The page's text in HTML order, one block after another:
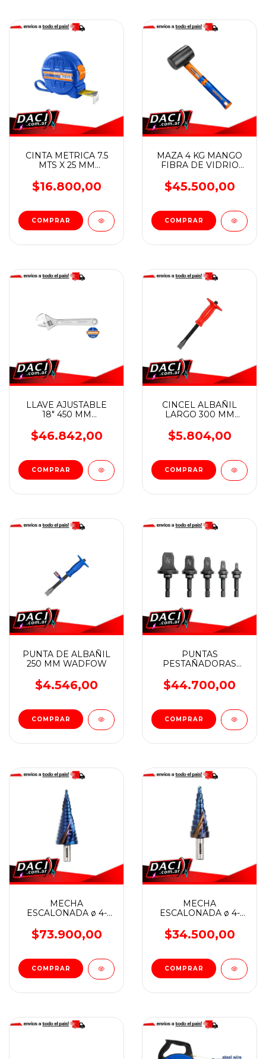
CINTA METRICA 7.5
MTS X 25 MM
$16.800,00
MAZA 4 KG MANGO
FIBRA DE VIDRIO
$45.500,00
LLAVE AJUSTABLE
18" 450 MM
$46.842,00
CINCEL ALBAÑIL
LARGO 300 MM
$5.804,00
PUNTA DE ALBAÑIL
250 MM WADFOW
$4.546,00
PUNTAS
PESTAÑADORAS
SPIN en JUEGO (5
Pzs) BREMEN
$44.700,00
MECHA
ESCALONADA ø 4-
M35 (Cobalto)
BREMEN®
$73.900,00
MECHA
ESCALONADA ø 4-
M35 (Cobalto)
BREMEN®
$34.500,00